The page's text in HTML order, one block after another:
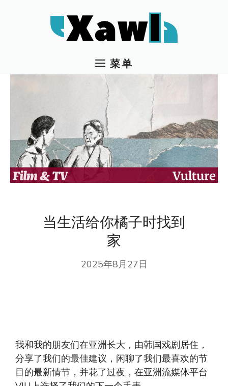
菜单
当生活给你橘子时找到
家
2025年8月27日
我和我的朋友们在亚洲长大，由韩国戏剧居住，
分享了我们的最佳建议，闲聊了我们最喜欢的节
目的最新情节，并花了过夜，在亚洲流媒体平台